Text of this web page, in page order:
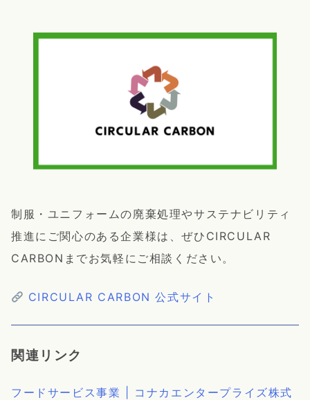
制服・ユニフォームの廃棄処理やサステナビリティ
推進にご関心のある企業様は、ぜひCIRCULAR
CARBONまでお気軽にご相談ください。
CIRCULAR CARBON 公式サイト
関連リンク
フードサービス事業 | コナカエンタープライズ株式